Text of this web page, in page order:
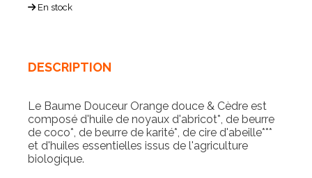
En stock
DESCRIPTION
Le Baume Douceur Orange douce & Cèdre est
composé d'huile de noyaux d'abricot*, de beurre
de coco*, de beurre de karité*, de cire d'abeille***
et d'huiles essentielles issus de l'agriculture
biologique.